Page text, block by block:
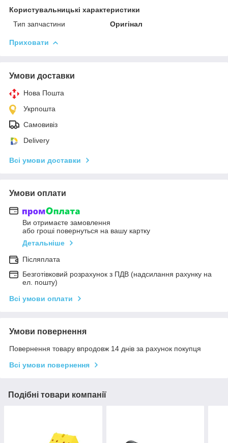
Користувальницькі характеристики
Тип запчастини
Оригінал
Приховати
Умови доставки
Нова Пошта
Укрпошта
Самовивіз
Delivery
Всі умови доставки
Умови оплати
Ви отримаєте замовлення
або гроші повернуться на вашу картку
Детальніше
Післяплата
Безготівковий розрахунок з ПДВ (надсилання рахунку на
ел. пошту)
Всі умови оплати
Умови повернення
Повернення товару впродовж 14 днів за рахунок покупця
Всі умови повернення
Подібні товари компанії